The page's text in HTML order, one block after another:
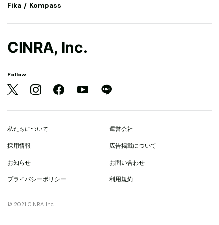
Fika Kompass
CINRA, Inc.
Follow
私たちについて 運営会社
採用情報 広告掲載について
お知らせ お問い合わせ
プライバシーポリシー 利用規約
© 2021 CINRA, Inc.